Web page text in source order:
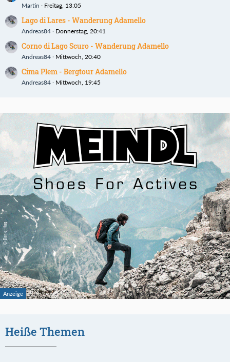
Martin Freitag, 13:05
Lago di Lares - Wanderung Adamello
Andreas84 Donnerstag, 20:41
Corno di Lago Scuro - Wanderung Adamello
Andreas84 Mittwoch, 20:40
Cima Plem - Bergtour Adamello
Andreas84 Mittwoch, 19:45
Heiße Themen